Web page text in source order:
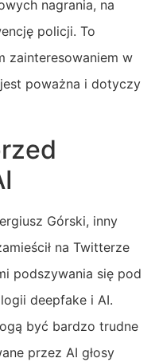
nagrania, na
policji. To
zainteresowaniem w
poważna i dotyczy
Górski, inny
na Twitterze
podszywania się pod
deepfake i AI.
być bardzo trudne
przez AI głosy